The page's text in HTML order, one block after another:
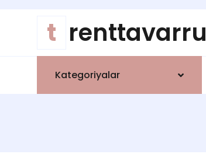
t renttavarru
Kategoriyalar